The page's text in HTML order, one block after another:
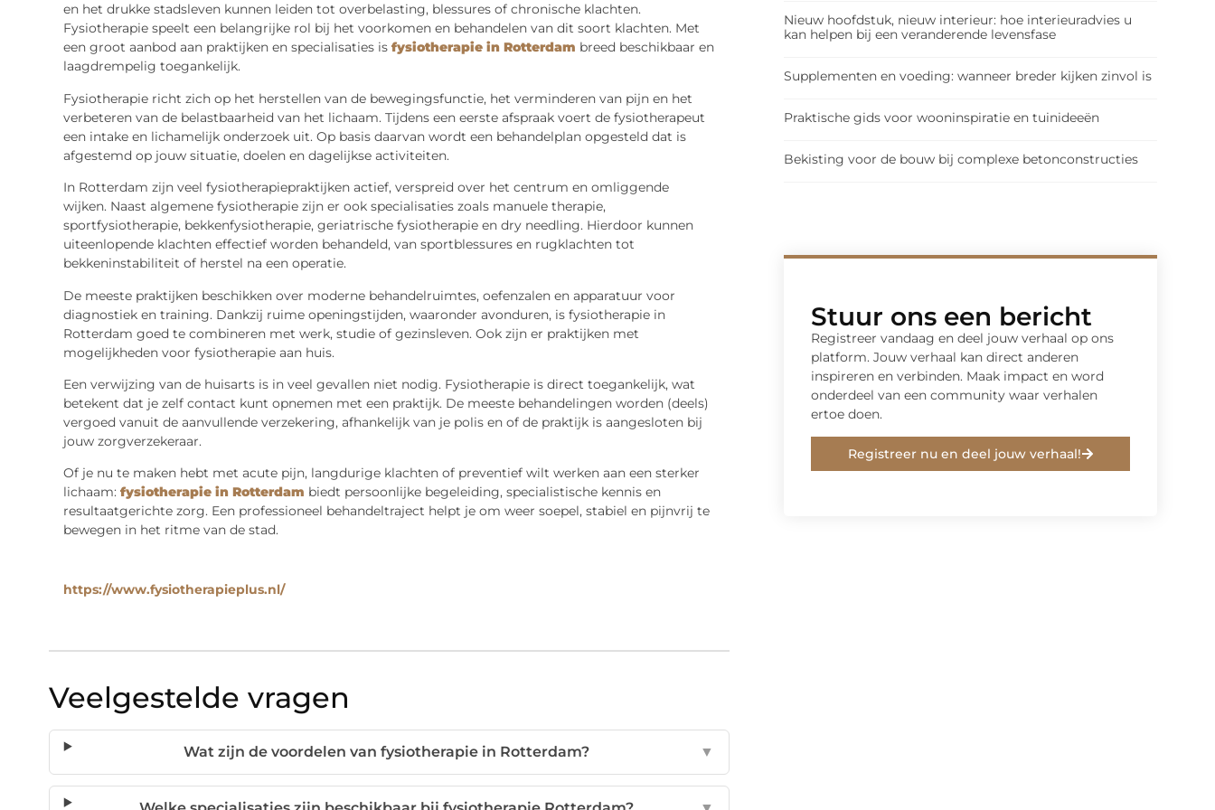
en het drukke stadsleven kunnen leiden tot overbelasting, blessures of chronische klachten.
Fysiotherapie speelt een belangrijke rol bij het voorkomen en behandelen van dit soort klachten. Met
een groot aanbod aan praktijken en specialisaties is fysiotherapie in Rotterdam breed beschikbaar en
laagdrempelig toegankelijk.
Fysiotherapie richt zich op het herstellen van de bewegingsfunctie, het verminderen van pijn en het
verbeteren van de belastbaarheid van het lichaam. Tijdens een eerste afspraak voert de fysiotherapeut
een intake en lichamelijk onderzoek uit. Op basis daarvan wordt een behandelplan opgesteld dat is
afgestemd op jouw situatie, doelen en dagelijkse activiteiten.
In Rotterdam zijn veel fysiotherapiepraktijken actief, verspreid over het centrum en omliggende
wijken. Naast algemene fysiotherapie zijn er ook specialisaties zoals manuele therapie,
sportfysiotherapie, bekkenfysiotherapie, geriatrische fysiotherapie en dry needling. Hierdoor kunnen
uiteenlopende klachten effectief worden behandeld, van sportblessures en rugklachten tot
bekkeninstabiliteit of herstel na een operatie.
De meeste praktijken beschikken over moderne behandelruimtes, oefenzalen en apparatuur voor
diagnostiek en training. Dankzij ruime openingstijden, waaronder avonduren, is fysiotherapie in
Rotterdam goed te combineren met werk, studie of gezinsleven. Ook zijn er praktijken met
mogelijkheden voor fysiotherapie aan huis.
Een verwijzing van de huisarts is in veel gevallen niet nodig. Fysiotherapie is direct toegankelijk, wat
betekent dat je zelf contact kunt opnemen met een praktijk. De meeste behandelingen worden (deels)
vergoed vanuit de aanvullende verzekering, afhankelijk van je polis en of de praktijk is aangesloten bij
jouw zorgverzekeraar.
Of je nu te maken hebt met acute pijn, langdurige klachten of preventief wilt werken aan een sterker
lichaam: fysiotherapie in Rotterdam biedt persoonlijke begeleiding, specialistische kennis en
resultaatgerichte zorg. Een professioneel behandeltraject helpt je om weer soepel, stabiel en pijnvrij te
bewegen in het ritme van de stad.
https://www.fysiotherapieplus.nl/
Veelgestelde vragen
Wat zijn de voordelen van fysiotherapie in Rotterdam? ▼
Nieuw hoofdstuk, nieuw interieur: hoe interieuradvies u
kan helpen bij een veranderende levensfase
Supplementen en voeding: wanneer breder kijken zinvol is
Praktische gids voor wooninspiratie en tuinideeën
Bekisting voor de bouw bij complexe betonconstructies
Stuur ons een bericht
Registreer vandaag en deel jouw verhaal op ons
platform. Jouw verhaal kan direct anderen
inspireren en verbinden. Maak impact en word
onderdeel van een community waar verhalen
ertoe doen.
Registreer nu en deel jouw verhaal!